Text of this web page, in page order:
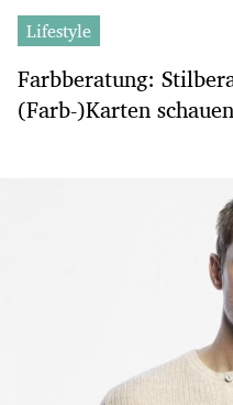
Lifestyle
Farbberatung:
(Farb-)Karten schauen